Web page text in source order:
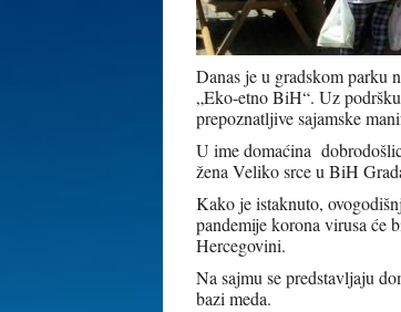
Danas je u gradskom parku
„Eko-etno BiH“. Uz
prepoznatljive sajamske
U ime domaćina
žena Veliko srce u BiH
Kako je istaknuto,
pandemije korona virusa će
Hercegovini.
Na sajmu se predstavljaju
bazi meda.